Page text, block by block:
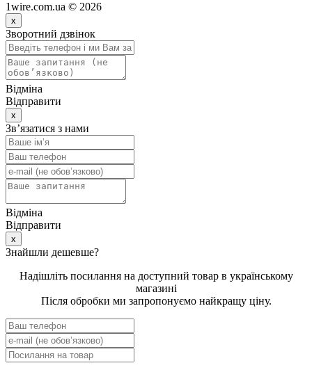
1wire.com.ua © 2026
x
Зворотний дзвінок
Відміна
Відправити
x
Зв’язатися з нами
Відміна
Відправити
x
Знайшли дешевше?
Надішліть посилання на доступний товар в українському
магазині
Після обробки ми запропонуємо найкращу ціну.